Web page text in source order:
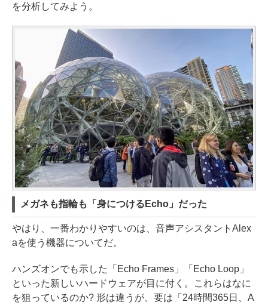
を分析してみよう。
メガネも指輪も「身につけるEcho」だった
やはり、一番わかりやすいのは、音声アシスタントAlex
aを使う機器についてだ。
ハンズオンでも示した「Echo Frames」「Echo Loop」
といった新しいハードウェアが目に付く。これらはなに
を狙っているのか? 形は違うが、要は「24時間365日、A